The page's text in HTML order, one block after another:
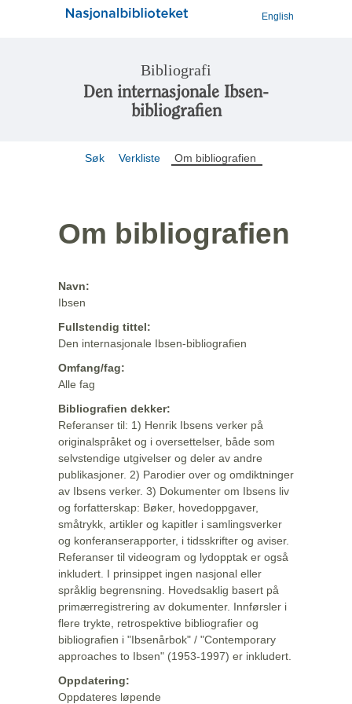
English
Bibliografi
Den internasjonale Ibsen-
bibliografien
Søk Verkliste Om bibliografien
Om bibliografien
Navn:
Ibsen
Fullstendig tittel:
Den internasjonale Ibsen-bibliografien
Omfang/fag:
Alle fag
Bibliografien dekker:
Referanser til: 1) Henrik Ibsens verker på
originalspråket og i oversettelser, både som
selvstendige utgivelser og deler av andre
publikasjoner. 2) Parodier over og omdiktninger
av Ibsens verker. 3) Dokumenter om Ibsens liv
og forfatterskap: Bøker, hovedoppgaver,
småtrykk, artikler og kapitler i samlingsverker
og konferanserapporter, i tidsskrifter og aviser.
Referanser til videogram og lydopptak er også
inkludert. I prinsippet ingen nasjonal eller
språklig begrensning. Hovedsaklig basert på
primærregistrering av dokumenter. Innførsler i
flere trykte, retrospektive bibliografier og
bibliografien i "Ibsenårbok" / "Contemporary
approaches to Ibsen" (1953-1997) er inkludert.
Oppdatering:
Oppdateres løpende